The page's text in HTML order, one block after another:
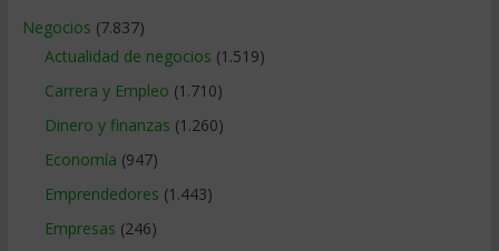
Negocios (7.837)
Actualidad de negocios (1.519)
Carrera y Empleo (1.710)
Dinero y finanzas (1.260)
Economía (947)
Emprendedores (1.443)
Empresas (246)